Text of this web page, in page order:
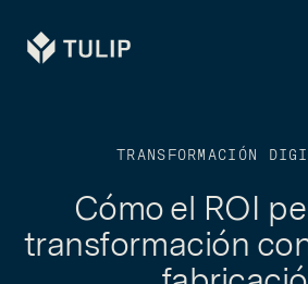
Tulip
TRANSFORMACIÓN
Cómo el ROI
transformación